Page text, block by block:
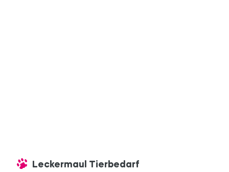
Leckermaul Tierbedarf